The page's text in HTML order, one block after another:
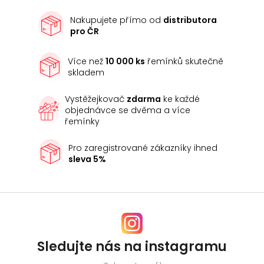
Nakupujete přímo od distributora
pro ČR
Více než10 000 ks řemínků skutečně
skladem
Vystěžejkovač zdarma ke každé
objednávce se dvěma a více
řemínky
Pro zaregistrované zákazníky ihned
sleva 5%
Sledujte nás na instagramu